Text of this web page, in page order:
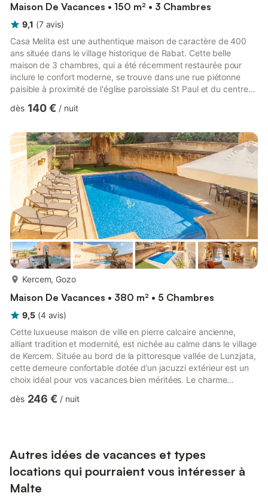
Maison De Vacances • 150 m² • 3 Chambres
9,1 (7 avis)
Casa Melita est une authentique maison de caractère de 400
ans située dans le village historique de Rabat. Cette belle
maison de 3 chambres, qui a été récemment restaurée pour
inclure le confort moderne, se trouve dans une rue piétonne
paisible à proximité de l'église paroissiale St Paul et du centre
une cour ensoleillée, avec un barbecue et une intimité totale. Le
séparée entièrement équipée et un coin repas et un joli
salon/séjour avec télévision par satellite. Il y a ...
dès 140 € / nuit
Kercem, Gozo
Maison De Vacances • 380 m² • 5 Chambres
9,5 (4 avis)
Cette luxueuse maison de ville en pierre calcaire ancienne,
alliant tradition et modernité, est nichée au calme dans le village
de Kercem. Située au bord de la pittoresque vallée de Lunzjata,
cette demeure confortable dotée d’un jacuzzi extérieur est un
choix idéal pour vos vacances bien méritées. Le charme
propriété enchanteresse. Le salon, avec son canapé
équipée...
dès 246 € / nuit
Autres idées de vacances et types
locations qui pourraient vous intéresser à
Malte